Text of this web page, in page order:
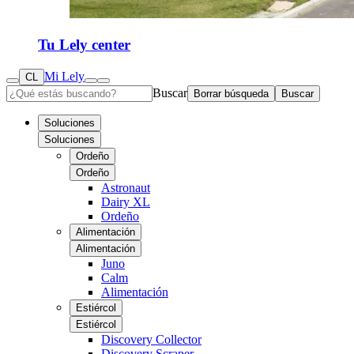
Tu Lely center
CL
Mi Lely
Buscar
Borrar búsqueda Buscar
Soluciones
Soluciones
Ordeño
Ordeño
Astronaut
Dairy XL
Ordeño
Alimentación
Alimentación
Juno
Calm
Alimentación
Estiércol
Estiércol
Discovery Collector